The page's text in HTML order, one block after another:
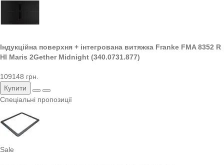
Індукційна поверхня + інтегрована витяжка Franke FMA 8352 R
HI Maris 2Gether Midnight (340.0731.877)
109148 грн.
Купити
Спеціальні пропозиції
Sale